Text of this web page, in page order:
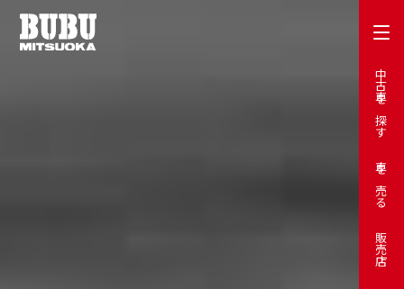
中古車を探す
車を売る
販売店